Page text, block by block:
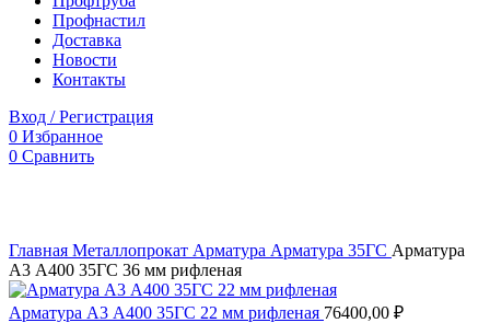
Профнастил
Доставка
Новости
Контакты
Вход / Регистрация
0 Избранное
0 Сравнить
Главная Металлопрокат Арматура Арматура 35ГС Арматура
А3 А400 35ГС 36 мм рифленая
Арматура А3 А400 35ГС 22 мм рифленая 76400,00 ₽